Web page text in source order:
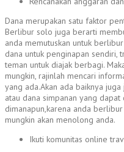
Dana merupakan satu faktor
Berlibur solo juga berarti
anda memutuskan untuk
dana untuk penginapan sendiri,
teman untuk diajak berbagi.
mungkin, rajinlah mencari
yang ada.Akan ada baiknya
atau dana simpanan yang dapat
dimanapun,karena anda
mungkin akan menolong anda.
Ikuti komunitas online